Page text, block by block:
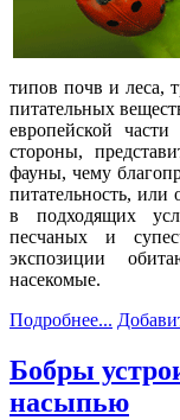
типов почв и леса,
питательных
европейской
стороны,
фауны, чему
питательность, или
в подходящих
песчаных и
экспозиции
насекомые.
Подробнее...
Бобры
насыпью